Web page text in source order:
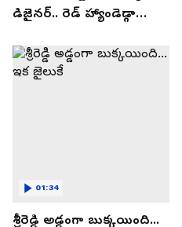
డిజైనర్.. రెడ్ హ్యాండెడ్గా
శ్రీరెడ్డి అడ్డంగా బుక్కయింది...
01:34